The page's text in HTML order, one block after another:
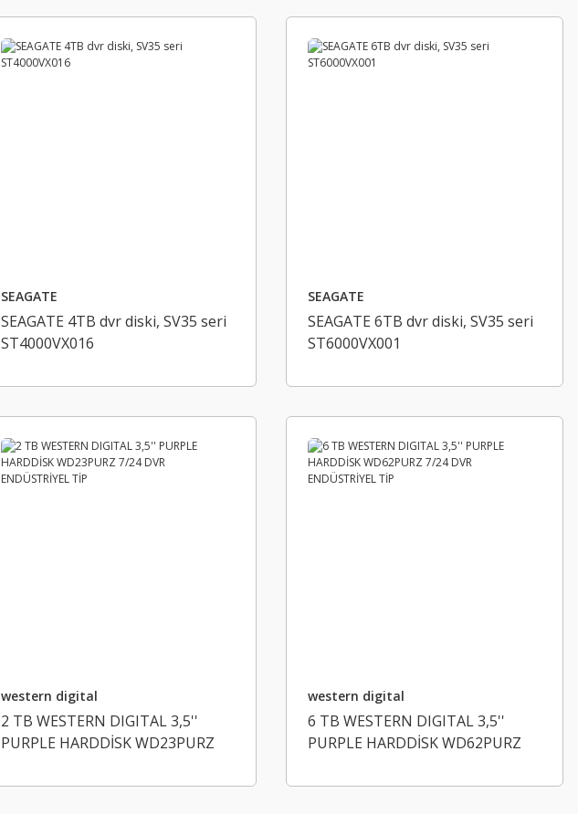
SEAGATE
SEAGATE 4TB dvr diski, SV35 seri
ST4000VX016
SEAGATE
SEAGATE 6TB dvr diski, SV35 seri
ST6000VX001
western digital
2 TB WESTERN DIGITAL 3,5''
PURPLE HARDDİSK WD23PURZ
western digital
6 TB WESTERN DIGITAL 3,5''
PURPLE HARDDİSK WD62PURZ